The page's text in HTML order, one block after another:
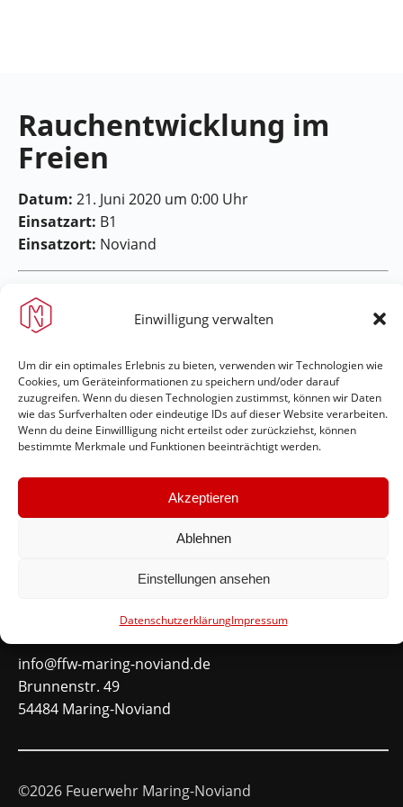
Einwilligung verwalten
Um dir ein optimales Erlebnis zu bieten, verwenden wir Technologien wie
Cookies, um Geräteinformationen zu speichern und/oder darauf
zuzugreifen. Wenn du diesen Technologien zustimmst, können wir Daten
wie das Surfverhalten oder eindeutige IDs auf dieser Website verarbeiten.
Wenn du deine Einwillligung nicht erteilst oder zurückziehst, können
bestimmte Merkmale und Funktionen beeinträchtigt werden.
Akzeptieren
Ablehnen
Einstellungen ansehen
DatenschutzerklärungImpressum
Rauchentwicklung im
Freien
Datum: 21. Juni 2020 um 0:00 Uhr
Einsatzart: B1
Einsatzort: Noviand
Feuerwehr Maring-Noviand
#immerda
Schnellinks
Instagram
info@ffw-maring-noviand.de
Brunnenstr. 49
54484 Maring-Noviand
©2026 Feuerwehr Maring-Noviand